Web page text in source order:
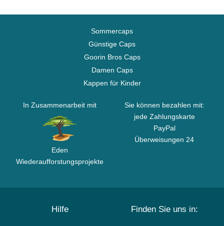
Sommercaps
Günstige Caps
Goorin Bros Caps
Damen Caps
Kappen für Kinder
In Zusammenarbeit mit
Eden
Wiederaufforstungsprojekte
Sie können bezahlen mit:
jede Zahlungskarte
PayPal
Überweisungen 24
Hilfe Finden Sie uns in: